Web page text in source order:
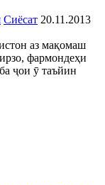
Сиёсат 20.11.2013
аз мақомаш
фармондеҳи
ҷои ӯ таъйин